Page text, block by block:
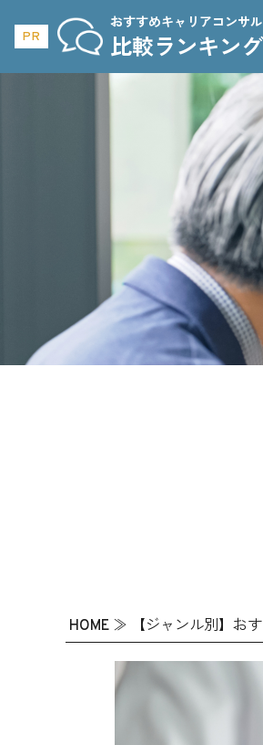
PR
おすすめキャリアコンサ
比較ランキング
HOME ≫ 【ジャンル別】お